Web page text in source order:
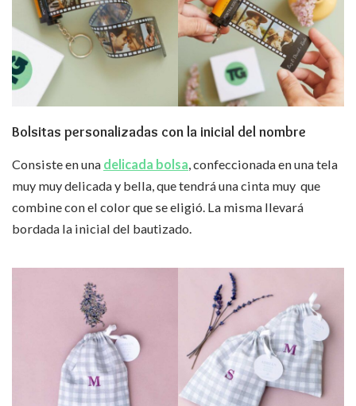
Bolsitas personalizadas con la inicial del nombre
Consiste en una delicada bolsa, confeccionada en una tela
muy muy delicada y bella, que tendrá una cinta muy que
combine con el color que se eligió. La misma llevará
bordada la inicial del bautizado.